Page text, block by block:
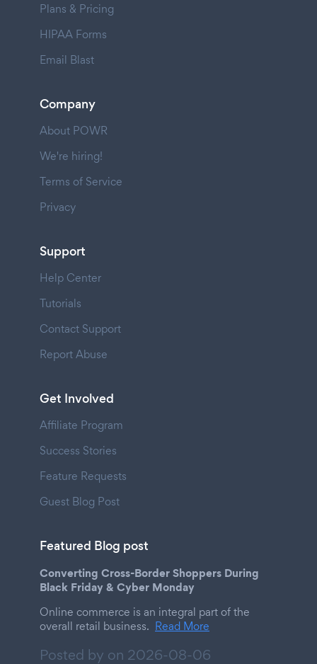
Plans & Pricing
HIPAA Forms
Email Blast
Company
About POWR
We're hiring!
Terms of Service
Privacy
Support
Help Center
Tutorials
Contact Support
Report Abuse
Get Involved
Affiliate Program
Success Stories
Feature Requests
Guest Blog Post
Featured Blog post
Converting Cross-Border Shoppers During
Black Friday & Cyber Monday
Online commerce is an integral part of the
overall retail business. Read More
Posted by on 2026-08-06